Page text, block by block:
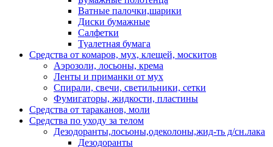
Ватные палочки,шарики
Диски бумажные
Салфетки
Туалетная бумага
Средства от комаров, мух, клещей, москитов
Аэрозоли, лосьоны, крема
Ленты и приманки от мух
Спирали, свечи, светильники, сетки
Фумигаторы, жидкости, пластины
Средства от тараканов, моли
Средства по уходу за телом
Дезодоранты,лосьоны,одеколоны,жид-ть д/сн.лака
Дезодоранты